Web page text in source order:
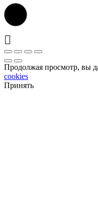
Продолжая просмотр, вы
cookies
Принять